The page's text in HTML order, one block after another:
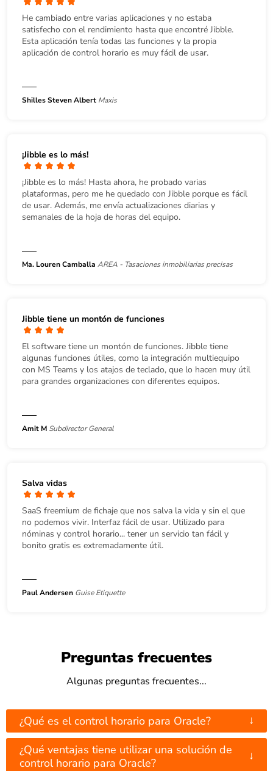
He cambiado entre varias aplicaciones y no estaba
satisfecho con el rendimiento hasta que encontré Jibble.
Esta aplicación tenía todas las funciones y la propia
aplicación de control horario es muy fácil de usar.
Shilles Steven Albert Maxis
¡Jibble es lo más!
¡Jibble es lo más! Hasta ahora, he probado varias
plataformas, pero me he quedado con Jibble porque es fácil
de usar. Además, me envía actualizaciones diarias y
semanales de la hoja de horas del equipo.
Ma. Louren Camballa AREA - Tasaciones inmobiliarias precisas
Jibble tiene un montón de funciones
El software tiene un montón de funciones. Jibble tiene
algunas funciones útiles, como la integración multiequipo
con MS Teams y los atajos de teclado, que lo hacen muy útil
para grandes organizaciones con diferentes equipos.
Amit M Subdirector General
Salva vidas
SaaS freemium de fichaje que nos salva la vida y sin el que
no podemos vivir. Interfaz fácil de usar. Utilizado para
nóminas y control horario... tener un servicio tan fácil y
bonito gratis es extremadamente útil.
Paul Andersen Guise Etiquette
Preguntas frecuentes
Algunas preguntas frecuentes...
¿Qué es el control horario para Oracle? ↓
¿Qué ventajas tiene utilizar una solución de
control horario para Oracle?
↓